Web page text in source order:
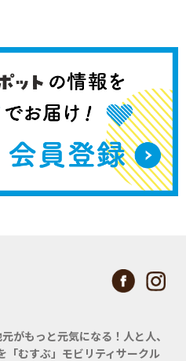
がもっと元気になる！ 人と人、
「むすぶ」モビリティサークル